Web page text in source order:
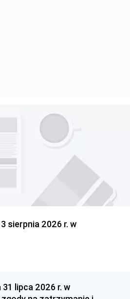
3 sierpnia 2026 r. w
31 lipca 2026 r. w